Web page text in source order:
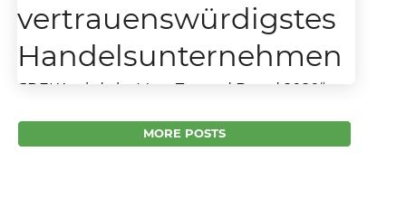
vertrauenswürdigstes
Handelsunternehmen
EDEKA wird als „Most Trusted Brand 2020“
Serviceorientierung schaffen Vertrauen Edeka
MORE POSTS